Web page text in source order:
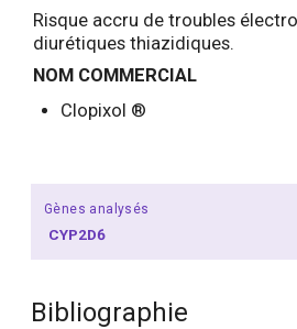
Risque accru de troubles
diurétiques thiazidiques.
NOM COMMERCIAL
Clopixol ®
Gènes analysés
CYP2D6
Bibliographie